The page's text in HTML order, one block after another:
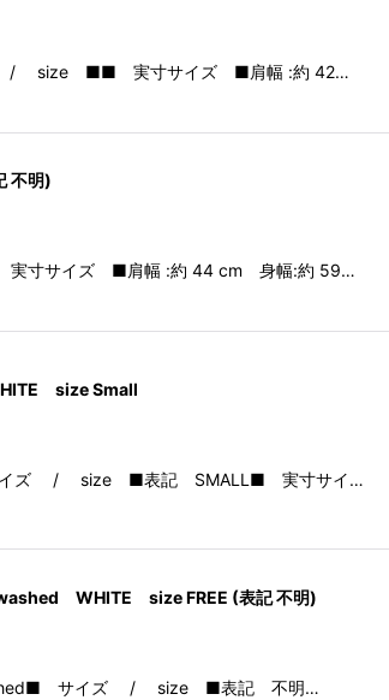
ズ / size ■■ 実寸サイズ ■肩幅 :約 42…
不明)
寸サイズ ■肩幅 :約 44 cm 身幅:約 59…
size Small
サイズ / size ■表記 SMALL■ 実寸サイ…
WHITE size FREE (表記 不明)
washed■ サイズ / size ■表記 不明…